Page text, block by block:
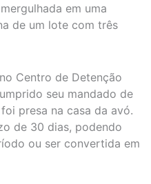
em uma
de um lote com três
Centro de Detenção
seu mandado de
presa na casa da avó.
de 30 dias, podendo
ou ser convertida em